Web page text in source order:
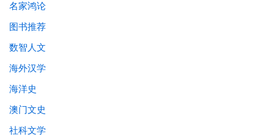
名家鸿论
图书推荐
数智人文
海外汉学
海洋史
澳门文史
社科文学